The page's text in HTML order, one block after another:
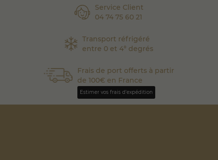
Service Client
04 74 75 60 21
Transport réfrigéré
entre 0 et 4° degrés
Frais de port offerts à partir
de 100€ en France
Estimer vos frais d'expédition